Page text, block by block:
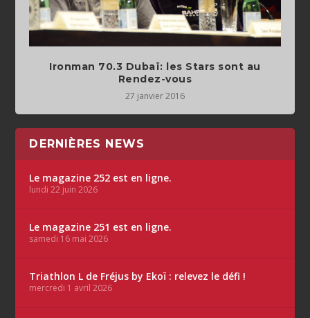
Ironman 70.3 Dubaï: les Stars sont au
Rendez-vous
27 janvier 2016
DERNIÈRES NEWS
Le magazine 252 est en ligne.
lundi 22 juin 2026
Le magazine 251 est en ligne.
samedi 16 mai 2026
Triathlon L de Fréjus by Ekoï : relevez le défi !
mercredi 1 avril 2026